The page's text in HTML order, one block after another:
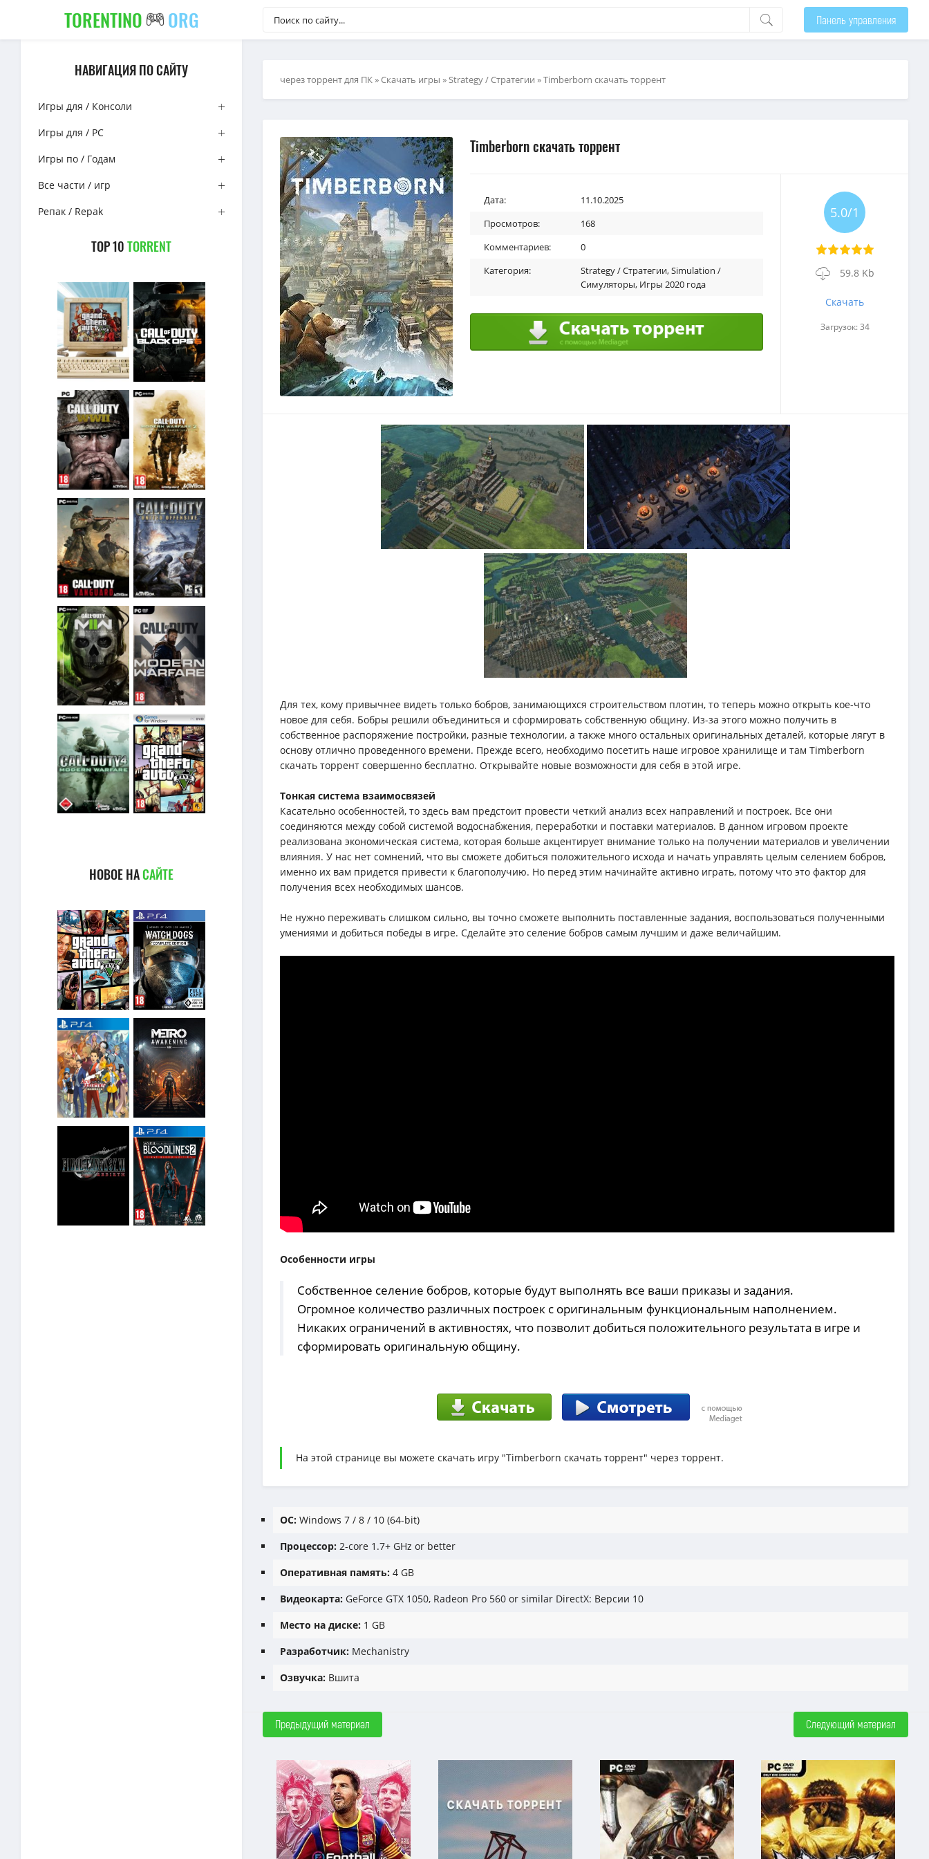
TORENTINO ORG Панель управления
НАВИГАЦИЯ ПО САЙТУ
Игры для / Консоли
Игры для / PC
Игры по / Годам
Все части / игр
Репак / Repak
TOP 10TORRENT
НОВОЕ НАСАЙТЕ
через торрент для ПК»Скачать игры »Strategy / Стратегии » Timberborn скачать торрент
Timberborn скачать торрент
Дата:
11.10.2025
Просмотров:
168
Комментариев:
0
Категория:
Strategy / Стратегии,Simulation /
Симуляторы, Игры 2020 года
5.0/1
59.8 Kb
Скачать
Загрузок: 34
Для тех, кому привычнее видеть только бобров, занимающихся строительством плотин, то теперь можно открыть кое-что
новое для себя. Бобры решили объединиться и сформировать собственную общину. Из-за этого можно получить в
собственное распоряжение постройки, разные технологии, а также много остальных оригинальных деталей, которые лягут в
основу отлично проведенного времени. Прежде всего, необходимо посетить наше игровое хранилище и там Timberborn
скачать торрент совершенно бесплатно. Открывайте новые возможности для себя в этой игре.
Тонкая система взаимосвязей
Касательно особенностей, то здесь вам предстоит провести четкий анализ всех направлений и построек. Все они
соединяются между собой системой водоснабжения, переработки и поставки материалов. В данном игровом проекте
реализована экономическая система, которая больше акцентирует внимание только на получении материалов и увеличении
влияния. У нас нет сомнений, что вы сможете добиться положительного исхода и начать управлять целым селением бобров,
именно их вам придется привести к благополучию. Но перед этим начинайте активно играть, потому что это фактор для
получения всех необходимых шансов.
Не нужно переживать слишком сильно, вы точно сможете выполнить поставленные задания, воспользоваться полученными
умениями и добиться победы в игре. Сделайте это селение бобров самым лучшим и даже величайшим.
Особенности игры
Собственное селение бобров, которые будут выполнять все ваши приказы и задания.
Огромное количество различных построек с оригинальным функциональным наполнением.
Никаких ограничений в активностях, что позволит добиться положительного результата в игре и
сформировать оригинальную общину.
На этой странице вы можете скачать игру "Timberborn скачать торрент" через торрент.
ОС: Windows 7 / 8 / 10 (64-bit)
Процессор: 2-core 1.7+ GHz or better
Оперативная память: 4 GB
Видеокарта: GeForce GTX 1050, Radeon Pro 560 or similar DirectX: Версии 10
Место на диске: 1 GB
Разработчик: Mechanistry
Озвучка: Вшита
Предыдущий материал Следующий материал